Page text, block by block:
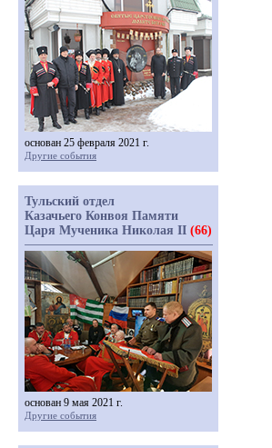
основан 25 февраля 2021 г.
Другие события
Тульский отдел
Казачьего Конвоя Памяти
Царя Мученика Николая II (66)
основан 9 мая 2021 г.
Другие события